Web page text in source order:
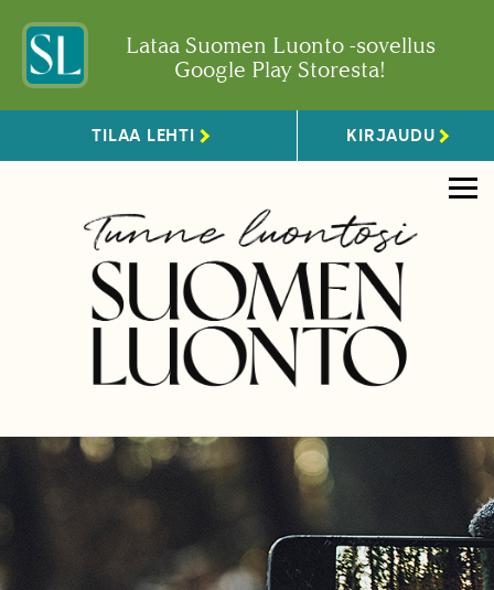
Lataa Suomen Luonto -sovellus
Google Play Storesta!
TILAA LEHTI KIRJAUDU